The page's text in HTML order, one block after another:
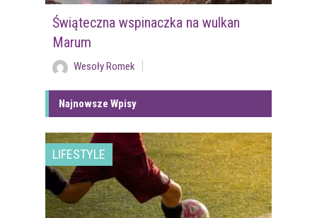
Świąteczna wspinaczka na wulkan
Marum
Wesoły Romek
Najnowsze Wpisy
LIFESTYLE